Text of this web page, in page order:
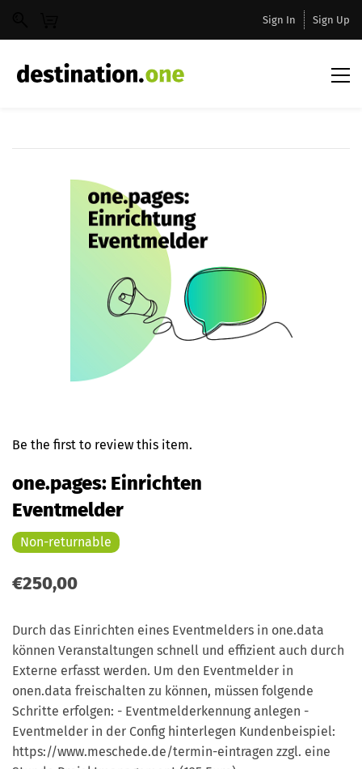
Sign In Sign Up
Be the first to review this item.
one.pages: Einrichten
Eventmelder
Non-returnable
€250,00
Durch das Einrichten eines Eventmelders in one.data
können Veranstaltungen schnell und effizient auch durch
Externe erfasst werden. Um den Eventmelder in
onen.data freischalten zu können, müssen folgende
Schritte erfolgen: - Eventmelderkennung anlegen -
Eventmelder in der Config hinterlegen Kundenbeispiel:
https://www.meschede.de/termin-eintragen zzgl. eine